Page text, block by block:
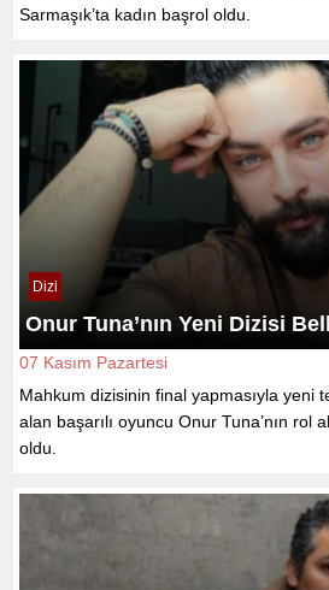
Sarmaşık’ta kadın başrol oldu.
Dizi
Onur Tuna’nın Yeni Dizisi
07 Kasım Pazartesi
Mahkum dizisinin final yapmasıyla yeni
alan başarılı oyuncu Onur Tuna’nın rol
oldu.